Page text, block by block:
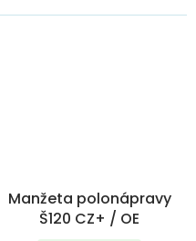
Manžeta polonápravy
Š120 CZ+ / OE